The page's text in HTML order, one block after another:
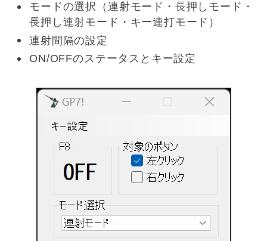
モードの選択（連射モード・長押しモード・
長押し連射モード・キー連打モード）
連射間隔の設定
ON/OFFのステータスとキー設定